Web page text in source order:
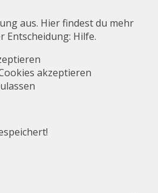
aus. Hier findest du mehr
Entscheidung: Hilfe.
akzeptieren